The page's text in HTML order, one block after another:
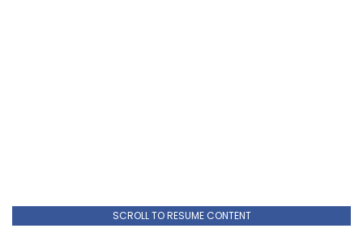
SCROLL TO RESUME CONTENT